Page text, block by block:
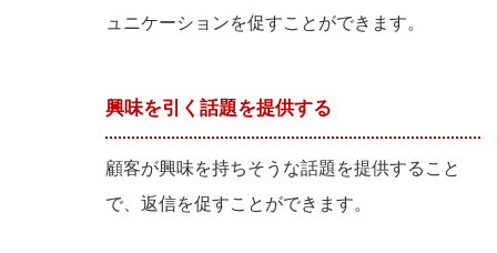
ュニケーションを促すことができます。
興味を引く話題を提供する
顧客が興味を持ちそうな話題を提供すること
で、返信を促すことができます。